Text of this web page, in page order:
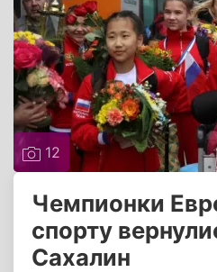
12
Чемпионки
спорту
Сахалин